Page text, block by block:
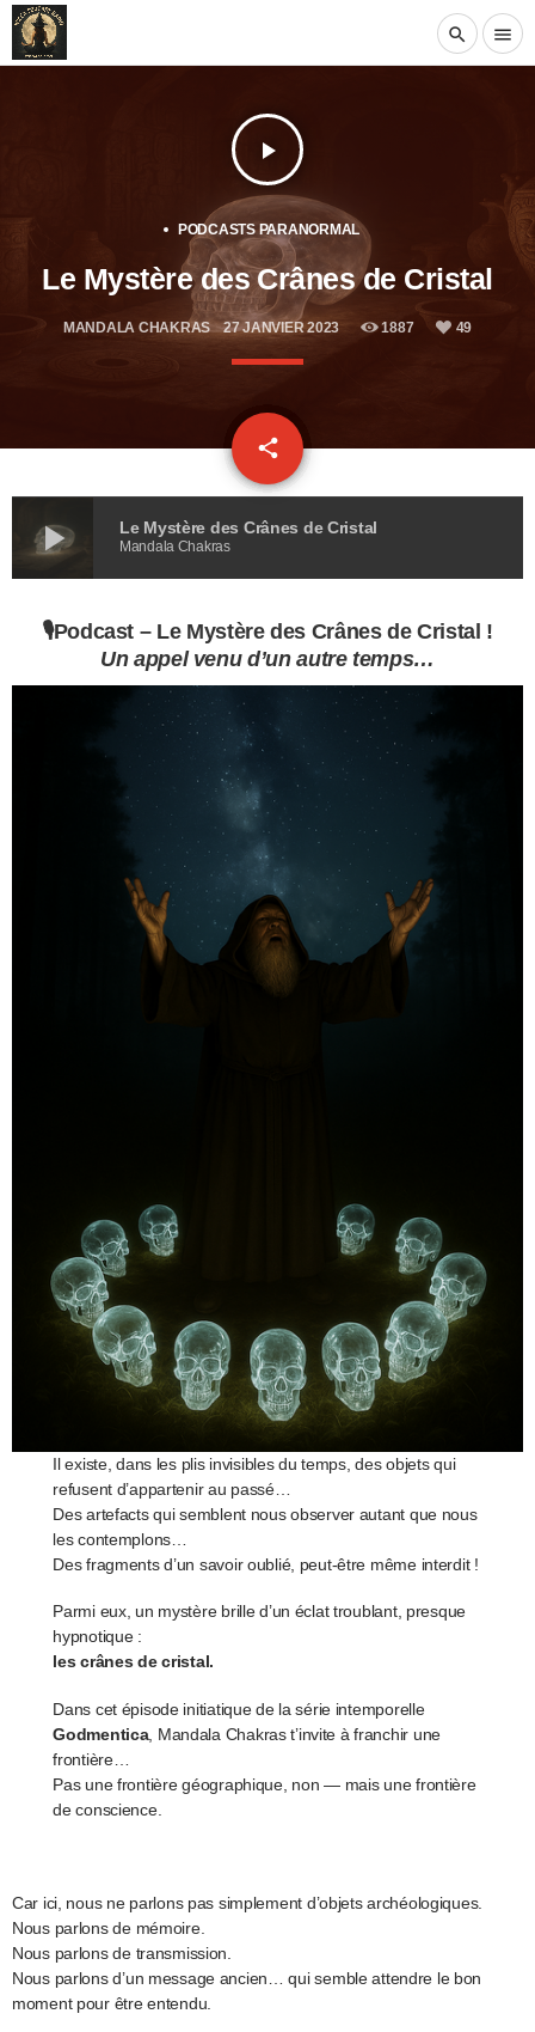
search menu
play_arrow
PODCASTS PARANORMAL
Le Mystère des Crânes de Cristal
MANDALA CHAKRAS 27 JANVIER 2023 1887 49
share
email
play_arrow Le Mystère des Crânes de Cristal
Mandala Chakras
🎙️Podcast –Le Mystère des Crânes de Cristal !
Un appel venu d’un autre temps…
Il existe, dans les plis invisibles du temps, des objets qui
refusent d’appartenir au passé…
Des artefacts qui semblent nous observer autant que nous
les contemplons…
Des fragments d’un savoir oublié, peut-être même interdit !
Parmi eux, un mystère brille d’un éclat troublant, presque
hypnotique :
les crânes de cristal.
Dans cet épisode initiatique de la série intemporelle
Godmentica, Mandala Chakras t’invite à franchir une
frontière…
Pas une frontière géographique, non — mais une frontière
de conscience.
Car ici, nous ne parlons pas simplement d’objets archéologiques.
Nous parlons de mémoire.
Nous parlons de transmission.
Nous parlons d’un message ancien… qui semble attendre le bon
moment pour être entendu.